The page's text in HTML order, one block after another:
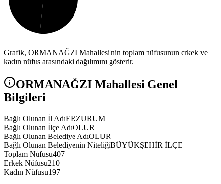
Grafik, ORMANAĞZI Mahallesi'nin toplam nüfusunun erkek ve
kadın nüfus arasındaki dağılımını gösterir.
ORMANAĞZI Mahallesi Genel
Bilgileri
Bağlı Olunan İl AdıERZURUM
Bağlı Olunan İlçe AdıOLUR
Bağlı Olunan Belediye AdıOLUR
Bağlı Olunan Belediyenin NiteliğiBÜYÜKŞEHİR İLÇE
Toplam Nüfusu407
Erkek Nüfusu210
Kadın Nüfusu197